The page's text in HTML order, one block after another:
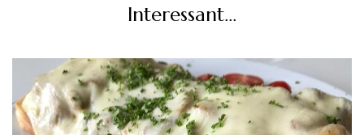
Interessant...